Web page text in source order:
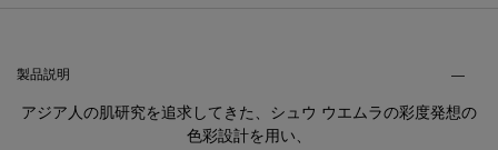
製品説明
アジア人の肌研究を追求してきた、シュウ ウエムラの彩度発想の
色彩設計を用い、